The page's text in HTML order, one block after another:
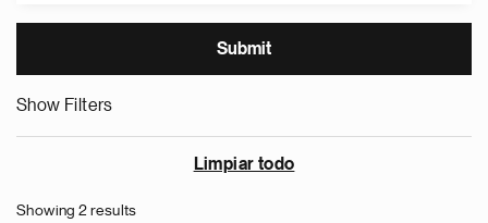
Show Filters
Limpiar todo
Showing 2 results